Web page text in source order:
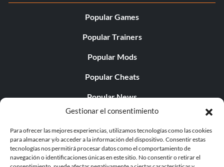
Gestionar el consentimiento
Para ofrecer las mejores experiencias, utilizamos tecnologías como las cookies
para almacenar y/o acceder a la información del dispositivo. Consentir estas
tecnologías nos permitirá procesar datos como el comportamiento de
navegación o identificaciones únicas en este sitio. No consentir o retirar el
Popular Games
Popular Trainers
Popular Mods
Popular Cheats
Popular News
Popular Editorials
Popular Free Games
LATEST UPDATES